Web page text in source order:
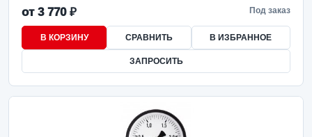
от 3 770 ₽ Под заказ
В КОРЗИНУ СРАВНИТЬ В ИЗБРАННОЕ
ЗАПРОСИТЬ